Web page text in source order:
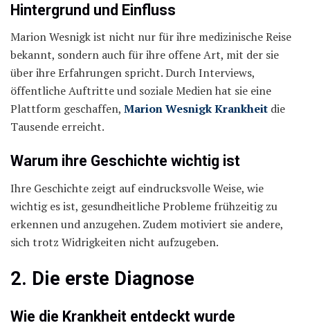
Hintergrund und Einfluss
Marion Wesnigk ist nicht nur für ihre medizinische Reise
bekannt, sondern auch für ihre offene Art, mit der sie
über ihre Erfahrungen spricht. Durch Interviews,
öffentliche Auftritte und soziale Medien hat sie eine
Plattform geschaffen, Marion Wesnigk Krankheit die
Tausende erreicht.
Warum ihre Geschichte wichtig ist
Ihre Geschichte zeigt auf eindrucksvolle Weise, wie
wichtig es ist, gesundheitliche Probleme frühzeitig zu
erkennen und anzugehen. Zudem motiviert sie andere,
sich trotz Widrigkeiten nicht aufzugeben.
2. Die erste Diagnose
Wie die Krankheit entdeckt wurde